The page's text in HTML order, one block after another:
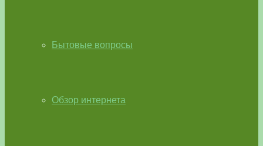
Бытовые вопросы
Обзор интернета